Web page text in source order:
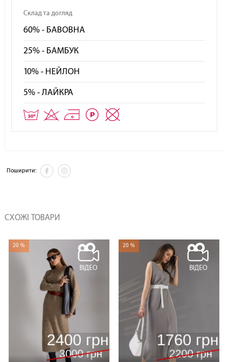
Склад та догляд
60% - БАВОВНА
25% - БАМБУК
10% - НЕЙЛОН
5% - ЛАЙКРА
Поширити:
СХОЖІ ТОВАРИ
20 %
ВІДЕО
20 %
ВІДЕО